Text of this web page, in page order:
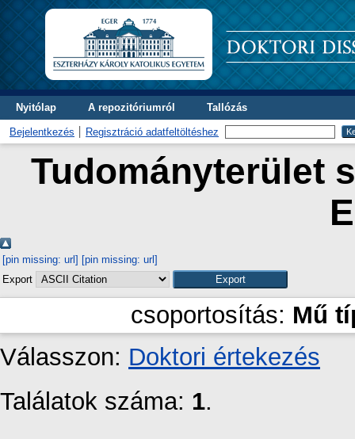
Nyitólap A repozitóriumról Tallózás
Bejelentkezés Regisztráció adatfeltöltéshez
Tudományterület
[pin missing: url] [pin missing: url]
Export
csoportosítás: Mű
Válasszon: Doktori értekezés
Találatok száma: 1.